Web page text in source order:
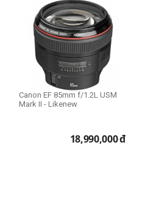
Canon EF 85mm f/1.2L USM
Mark II - Likenew
18,990,000đ